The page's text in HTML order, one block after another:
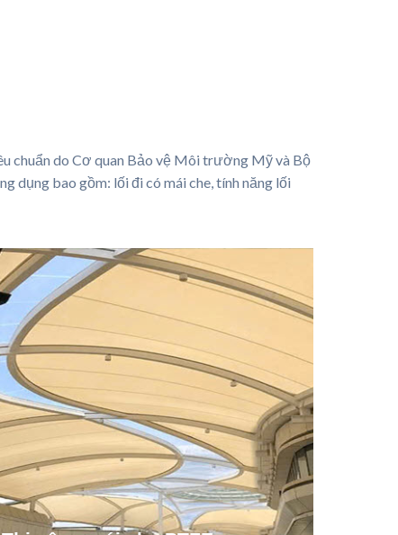
chuẩn do Cơ quan Bảo vệ Môi trường Mỹ và Bộ
dụng bao gồm: lối đi có mái che, tính năng lối